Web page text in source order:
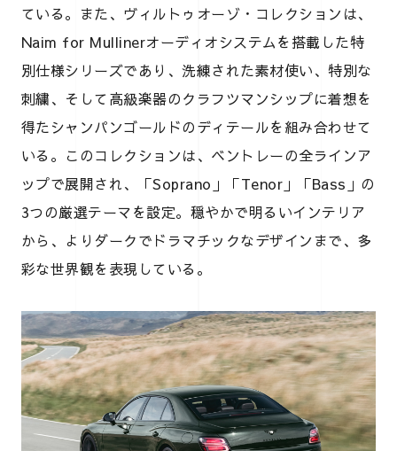
ている。また、ヴィルトゥオーゾ・コレクションは、
Naim for Mullinerオーディオシステムを搭載した特
別仕様シリーズであり、洗練された素材使い、特別な
刺繍、そして高級楽器のクラフツマンシップに着想を
得たシャンパンゴールドのディテールを組み合わせて
いる。このコレクションは、ベントレーの全ラインア
ップで展開され、「Soprano」「Tenor」「Bass」の
3つの厳選テーマを設定。穏やかで明るいインテリア
から、よりダークでドラマチックなデザインまで、多
彩な世界観を表現している。